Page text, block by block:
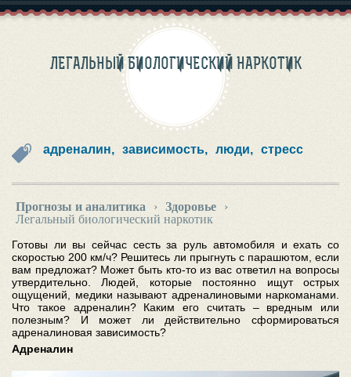
ЛЕГАЛЬНЫЙ БИОЛОГИЧЕСКИЙ НАРКОТИК
адреналин, зависимость, люди, стресс
Прогнозы и аналитика › Здоровье
›
Легальный биологический наркотик
Готовы ли вы сейчас сесть за руль автомобиля и ехать со
скоростью 200 км/ч? Решитесь ли прыгнуть с парашютом, если
вам предложат? Может быть кто-то из вас ответил на вопросы
утвердительно. Людей, которые постоянно ищут острых
ощущений, медики называют адреналиновыми наркоманами.
Что такое адреналин? Каким его считать – вредным или
полезным? И может ли действительно сформироваться
адреналиновая зависимость?
Адреналин